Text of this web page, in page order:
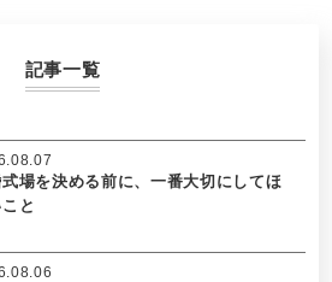
記事一覧
場を決める前に、一番大切にしてほ
と